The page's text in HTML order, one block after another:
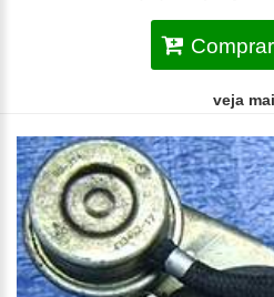
veja